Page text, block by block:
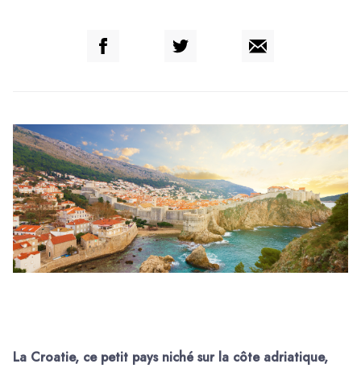
La Croatie, ce petit pays niché sur la côte adriatique,